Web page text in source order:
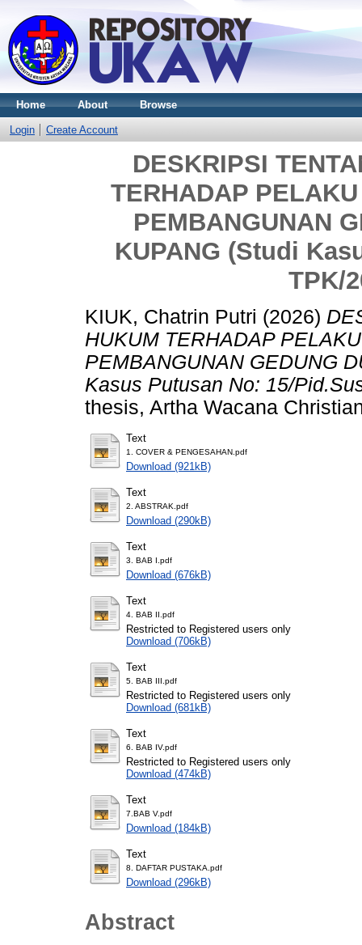
Home About Browse
Login Create Account
DESKRIPSI
TERHADAP
PEMBANGUNAN
KUPANG (Studi
TPK/
KIUK, Chatrin Putri (2026)
HUKUM TERHADAP
PEMBANGUNAN GEDUNG
Kasus Putusan No: 15/
thesis, Artha Wacana
Text
1. COVER & PENGESAHAN.pdf
Download (921kB)
Text
2. ABSTRAK.pdf
Download (290kB)
Text
3. BAB I.pdf
Download (676kB)
Text
4. BAB II.pdf
Restricted to Registered users only
Download (706kB)
Text
5. BAB III.pdf
Restricted to Registered users only
Download (681kB)
Text
6. BAB IV.pdf
Restricted to Registered users only
Download (474kB)
Text
7.BAB V.pdf
Download (184kB)
Text
8. DAFTAR PUSTAKA.pdf
Download (296kB)
Abstract